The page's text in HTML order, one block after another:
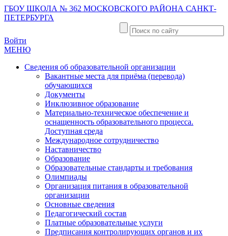
ГБОУ ШКОЛА № 362 МОСКОВСКОГО РАЙОНА САНКТ-
ПЕТЕРБУРГА
Войти
МЕНЮ
Сведения об образовательной организации
Вакантные места для приёма (перевода)
обучающихся
Документы
Инклюзивное образование
Материально-техническое обеспечение и
оснащенность образовательного процесса.
Доступная среда
Международное сотрудничество
Наставничество
Образование
Образовательные стандарты и требования
Олимпиады
Организация питания в образовательной
организации
Основные сведения
Педагогический состав
Платные образовательные услуги
Предписания контролирующих органов и их